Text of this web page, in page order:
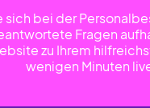
sich bei der
Fragen
zu Ihrem
wenigen Minuten